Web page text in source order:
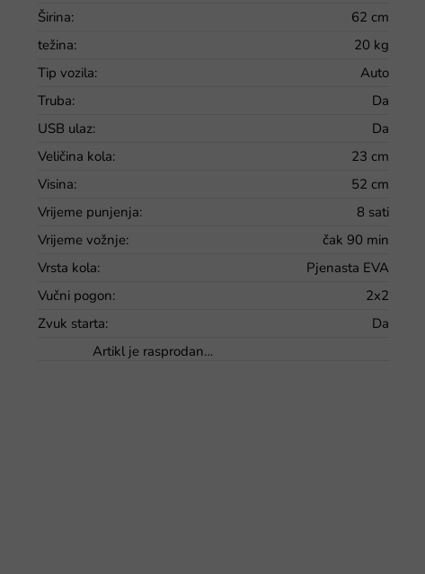
Širina:
62 cm
težina:
20 kg
Tip vozila:
Auto
Truba:
Da
USB ulaz:
Da
Veličina kola:
23 cm
Visina:
52 cm
Vrijeme punjenja:
8 sati
Vrijeme vožnje:
čak 90 min
Vrsta kola:
Pjenasta EVA
Vučni pogon:
2x2
Zvuk starta:
Da
Artikl je rasprodan…